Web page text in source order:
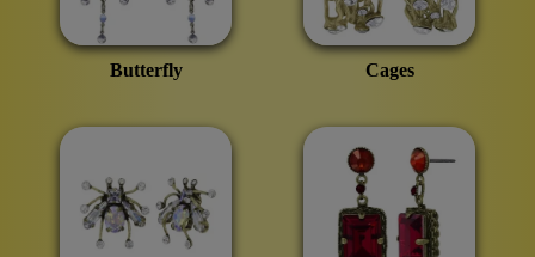
Butterfly Cages